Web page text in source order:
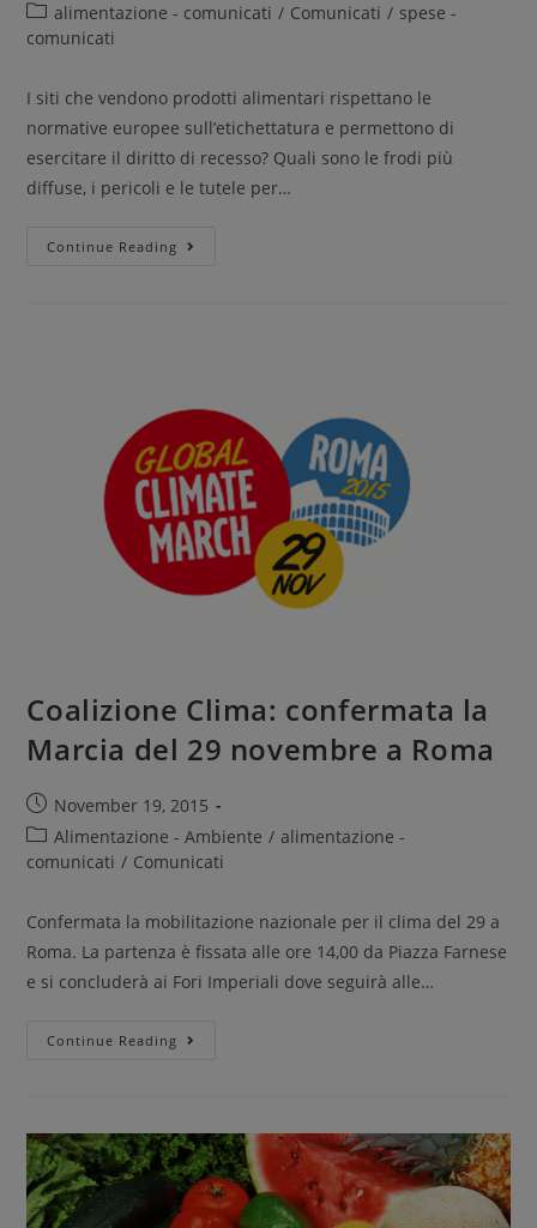
alimentazione - comunicati / Comunicati / spese -
comunicati
I siti che vendono prodotti alimentari rispettano le
normative europee sull’etichettatura e permettono di
esercitare il diritto di recesso? Quali sono le frodi più
diffuse, i pericoli e le tutele per…
Continue Reading
Coalizione Clima: confermata la
Marcia del 29 novembre a Roma
November 19, 2015
Alimentazione - Ambiente / alimentazione -
comunicati / Comunicati
Confermata la mobilitazione nazionale per il clima del 29 a
Roma. La partenza è fissata alle ore 14,00 da Piazza Farnese
e si concluderà ai Fori Imperiali dove seguirà alle…
Continue Reading